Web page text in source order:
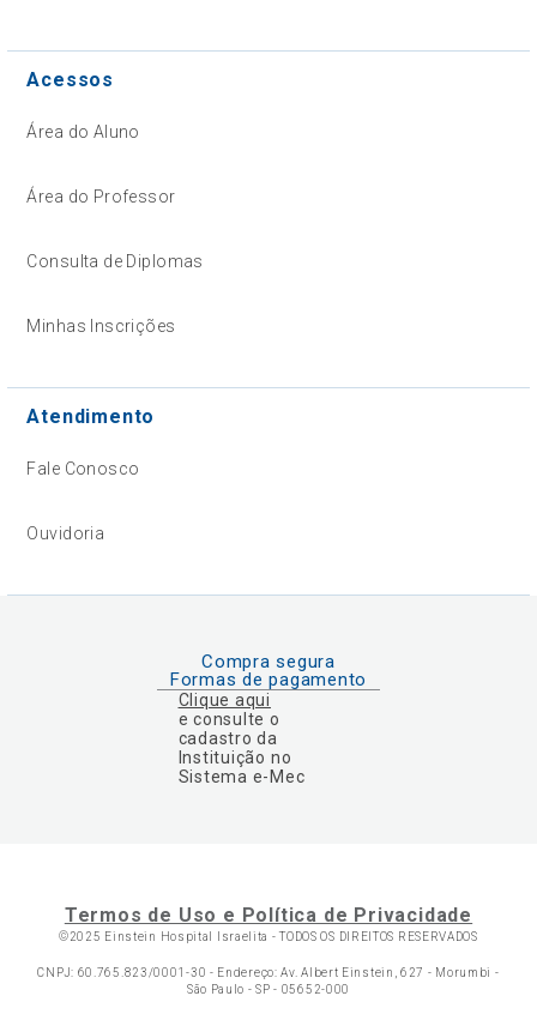
Acessos
Área do Aluno
Área do Professor
Consulta de Diplomas
Minhas Inscrições
Atendimento
Fale Conosco
Ouvidoria
Compra segura
Formas de pagamento
Clique aqui
e consulte o
cadastro da
Instituição no
Sistema e-Mec
Termos de Uso e Política de Privacidade
©2025 Einstein Hospital Israelita -TODOS OS DIREITOS RESERVADOS
CNPJ: 60.765.823/0001-30 - Endereço: Av. Albert Einstein, 627 - Morumbi -
São Paulo - SP - 05652-000